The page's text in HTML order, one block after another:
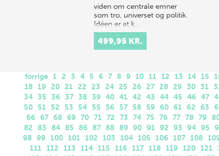
viden om centrale emner
som tro, universet og politik.
Idéen er at k…
499,95 KR.
forrige 1 2 3 4 5 6 7 8 9 10 11 12 13 14 15
18 19 20 21 22 23 24 25 26 27 28 29 30 31
34 35 36 37 38 39 40 41 42 43 44 45 46 47
50
51 52 53 54 55 56 57 58 59 60 61 62 63
66
67 68 69 70 71 72 73 74 75 76 77 78 79
82
83 84 85 86 87 88 89 90 91 92 93 94 95
98 99 100 101 102 103 104 105 106 107 108
111 112 113 114 115 116 117 118 119 120 121